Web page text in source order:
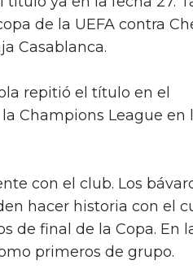
de la UEFA contra
Casablanca.
repitió el título en el
Champions League en
con el club. Los
hacer historia con el
de final de la Copa. En
primeros de grupo.